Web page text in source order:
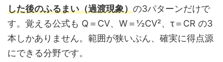
した後のふるまい（過渡現象）の3パターンだけで
す。覚える公式も Q＝CV、W＝½CV²、τ＝CR の3
本しかありません。範囲が狭いぶん、確実に得点源
にできる分野です。